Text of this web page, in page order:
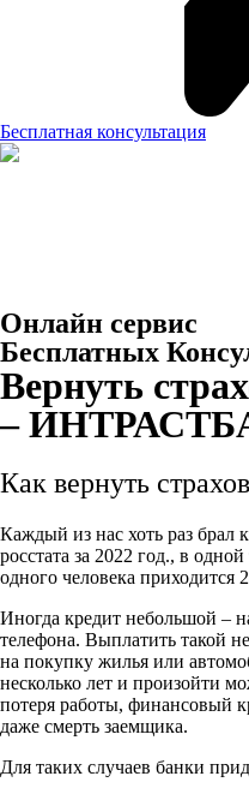
Бесплатная консультация
Онлайн сервис
Бесплатных
Вернуть
–
Как вернуть
Каждый из нас хоть раз брал
росстата за 2022 год., в
одного человека приходится
Иногда кредит небольшой –
телефона. Выплатить такой
на покупку жилья или
несколько лет и произойти
потеря работы, финансовый
даже смерть заемщика.
Для таких случаев банки